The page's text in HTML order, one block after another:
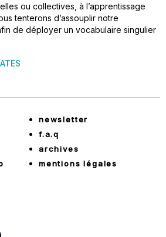
ou collectives, à l’apprentissage
tenterons d’assouplir notre
de déployer un vocabulaire singulier
newsletter
f.a.q
archives
mentions légales